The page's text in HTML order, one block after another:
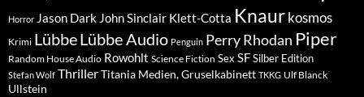
Horror Jason Dark John Sinclair Klett-Cotta Knaur kosmos
Krimi LübbeLübbe Audio Penguin Perry Rhodan Piper
Random House Audio Rowohlt Science Fiction Sex SFSilber Edition
Stefan Wolf ThrillerTitania Medien, Gruselkabinett TKKG Ulf Blanck
Ullstein